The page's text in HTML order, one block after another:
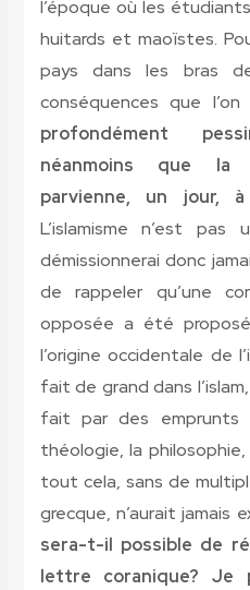
l’époque où les
huitards et maoïstes.
pays dans les bras
conséquences que l’on
profondément
néanmoins que la
parvienne, un jour,
L’islamisme n’est
démissionnerai donc
de rappeler qu’une
opposée a été
l’origine occidentale de
fait de grand dans
fait par des emprunts
théologie, la philosophie,
tout cela, sans de
grecque, n’aurait jamais
sera-t-il possible de
lettre coranique? Je